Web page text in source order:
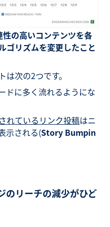
性の高いコンテンツを各
ゴリズムを変更したこと
次の2つです。
ドに多く流れるようにな
れているリンク投稿はニ
示される(Story Bumpin
のリーチの減少がひど